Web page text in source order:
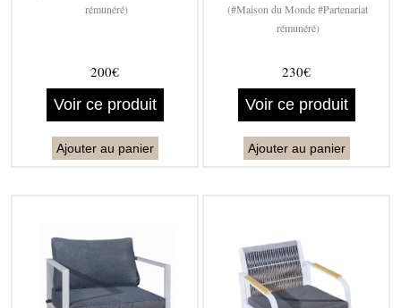
rémunéré)
200€
Voir ce produit
Ajouter au panier
(#Maison du Monde #Partenariat
rémunéré)
230€
Voir ce produit
Ajouter au panier